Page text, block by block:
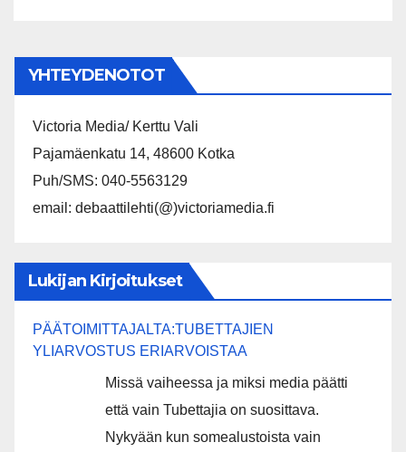
YHTEYDENOTOT
Victoria Media/ Kerttu Vali
Pajamäenkatu 14, 48600 Kotka
Puh/SMS: 040-5563129
email: debaattilehti(@)victoriamedia.fi
Lukijan Kirjoitukset
PÄÄTOIMITTAJALTA:TUBETTAJIEN
YLIARVOSTUS ERIARVOISTAA
Missä vaiheessa ja miksi media päätti
että vain Tubettajia on suosittava.
Nykyään kun somealustoista vain